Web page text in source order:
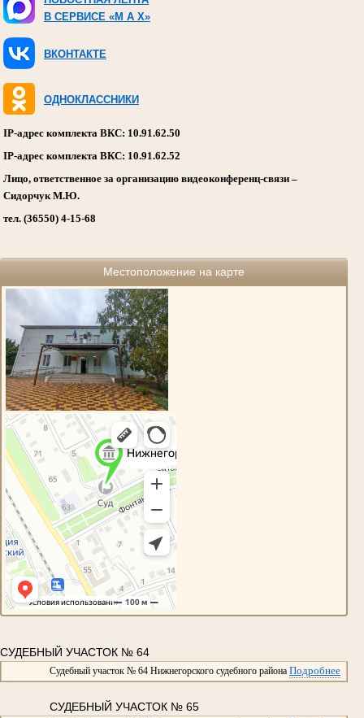
В СЕРВИСЕ «M A X»
ВКОНТАКТЕ
ОДНОКЛАССНИКИ
IP-адрес комплекта ВКС: 10.91.62.50
IP-адрес комплекта ВКС: 10.91.62.52
Лицо, ответственное за организацию видеоконференц-связи –
Сидорчук М.Ю.
тел. (36550) 4-15-68
Местоположение на карте
СУДЕБНЫЙ УЧАСТОК № 64
Судебный участок № 64 Нижнегорского судебного района Подробнее
СУДЕБНЫЙ УЧАСТОК № 65